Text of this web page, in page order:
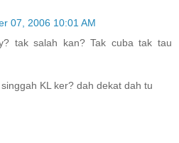
07, 2006 10:01 AM
tak salah kan? Tak cuba tak tau
KL ker? dah dekat dah tu